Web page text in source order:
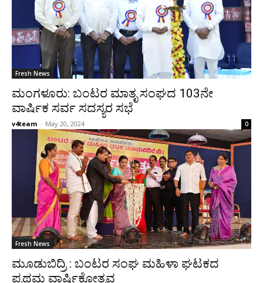
Fresh News
ಮಂಗಳೂರು: ಬಂಟರ ಮಾತೃ ಸಂಘದ 103ನೇ
ವಾರ್ಷಿಕ ಸರ್ವ ಸದಸ್ಯರ ಸಭೆ
v4team - May 20, 2024 0
Fresh News
ಮೂಡುಬಿದ್ರಿ : ಬಂಟರ ಸಂಘ ಮಹಿಳಾ ಘಟಕದ
ಪ್ರಥಮ ವಾರ್ಷಿಕೋತ್ಸವ